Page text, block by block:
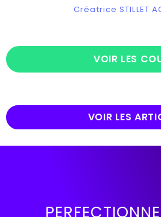
Créatrice STILLET
VOIR LES
VOIR LES